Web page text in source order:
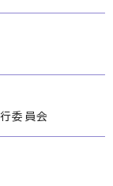
委員会